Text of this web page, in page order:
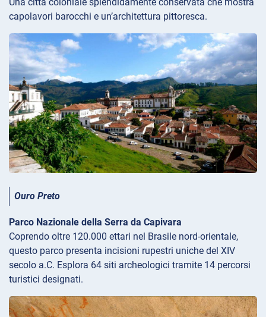
Una città coloniale splendidamente conservata che mostra
capolavori barocchi e un’architettura pittoresca.
Ouro Preto
Parco Nazionale della Serra da Capivara
Coprendo oltre 120.000 ettari nel Brasile nord-orientale,
questo parco presenta incisioni rupestri uniche del XIV
secolo a.C. Esplora 64 siti archeologici tramite 14 percorsi
turistici designati.